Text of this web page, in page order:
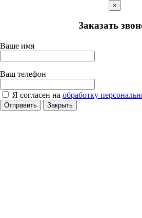
×
Заказать
Ваше имя
Ваш телефон
Я согласен на обработку
Отправить Закрыть